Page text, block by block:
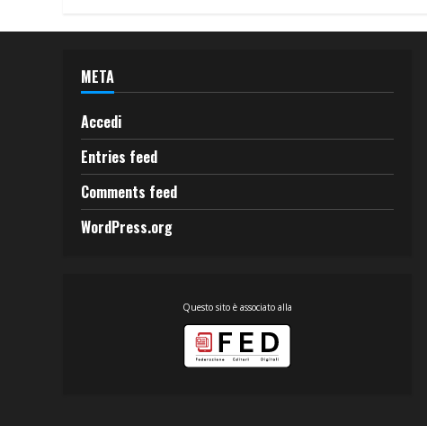
META
Accedi
Entries feed
Comments feed
WordPress.org
Questo sito è associato alla